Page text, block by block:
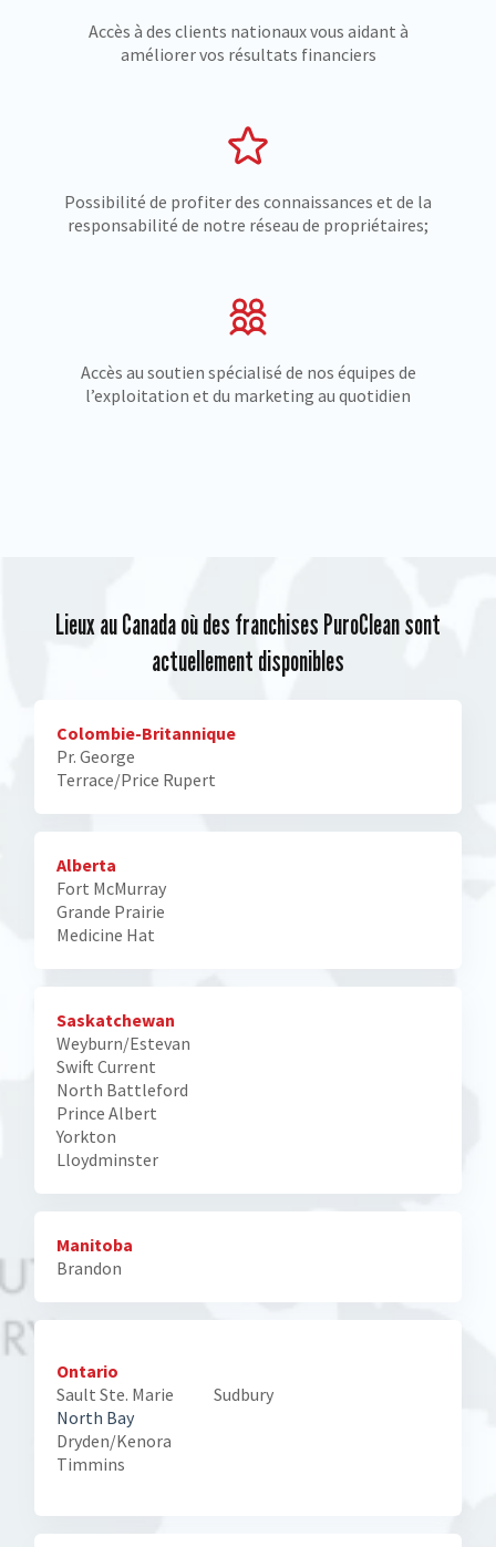
Accès à des clients nationaux vous aidant à
améliorer vos résultats financiers
Possibilité de profiter des connaissances et de la
responsabilité de notre réseau de propriétaires;
Accès au soutien spécialisé de nos équipes de
l’exploitation et du marketing au quotidien
Lieux au Canada où des franchises PuroClean sont
actuellement disponibles
Colombie-Britannique
Pr. George
Terrace/Price Rupert
Alberta
Fort McMurray
Grande Prairie
Medicine Hat
Saskatchewan
Weyburn/Estevan
Swift Current
North Battleford
Prince Albert
Yorkton
Lloydminster
Manitoba
Brandon
Ontario
Sault Ste. Marie Sudbury
North Bay
Dryden/Kenora
Timmins